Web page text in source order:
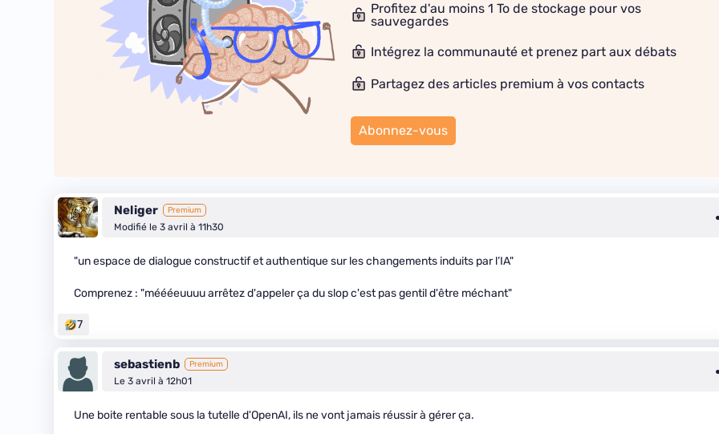
Profitez d'au moins 1 To de stockage pour vos
sauvegardes
Intégrez la communauté et prenez part aux débats
Partagez des articles premium à vos contacts
Abonnez-vous
Neliger Premium
Modifié le 3 avril à 11h30
"un espace de dialogue constructif et authentique sur les changements induits par l’IA"
Comprenez : "méééeuuuu arrêtez d'appeler ça du slop c'est pas gentil d'être méchant"
7
sebastienb Premium
Le 3 avril à 12h01
Une boite rentable sous la tutelle d'OpenAI, ils ne vont jamais réussir à gérer ça.